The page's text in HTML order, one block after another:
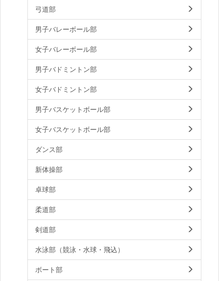
弓道部
男子バレーボール部
女子バレーボール部
男子バドミントン部
女子バドミントン部
男子バスケットボール部
女子バスケットボール部
ダンス部
新体操部
卓球部
柔道部
剣道部
水泳部（競泳・水球・飛込）
ボート部